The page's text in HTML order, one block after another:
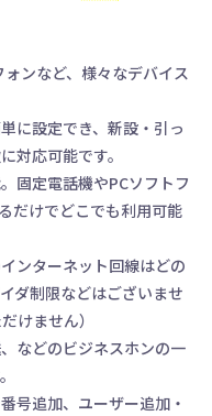
ンなど、様々なデバイス
に設定でき、新設・引っ
対応可能です。
固定電話機やPCソフトフ
だけでどこでも利用可能
ンターネット回線はどの
ダ制限などはございませ
けません）
などのビジネスホンの一
号追加、ユーザー追加・